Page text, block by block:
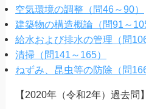
空気環境の調整（問46～90）
建築物の構造概論（問91～
給水および排水の管理（問
清掃（問141～165）
ねずみ、昆虫等の防除（問
【2020年（令和2年）過去問】